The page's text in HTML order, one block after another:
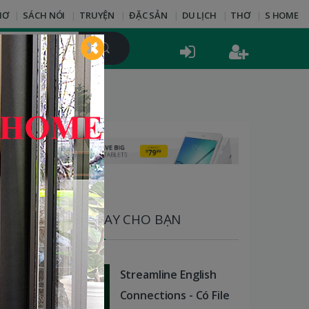
SÁCH NÓI TRUYỆN ĐẶC SẢN DU LỊCH THƠ S HOME
SÁCH HAY CHO BẠN
Streamline English
Connections - Có File